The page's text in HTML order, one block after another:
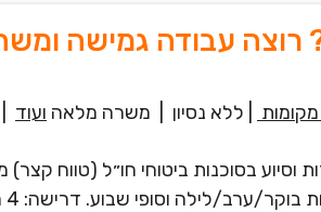
רוצה עבודה גמישה
ללא נסיון משרה מלאה ועוד
וסיוע בסוכנות ביטוחי חו״ל (טווח
ערב/לילה וסופי שבוע. דרישה: 4 משמרות בש...